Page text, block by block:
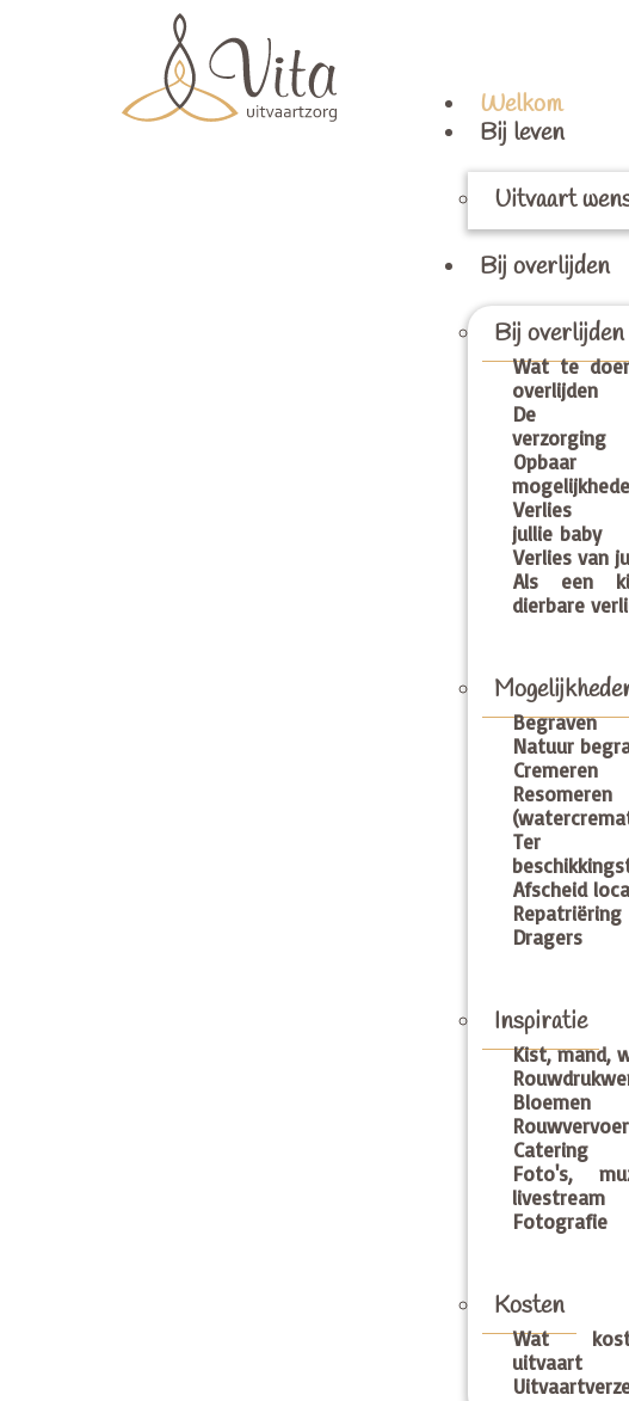
Welkom
Bij leven
Uitvaart
Bij overlijden
Bij overlijden
Wat te
overlijden
De
verzorging
Opbaar
jullie baby
Verlies van
Als een
dierbare
Begraven
Natuur
Cremeren
Resomeren
Ter
Afscheid
Repatriëring
Dragers
Inspiratie
Kist, mand,
Bloemen
Rouwvervoer
Catering
Foto's,
livestream
Fotografie
Kosten
Wat
uitvaart